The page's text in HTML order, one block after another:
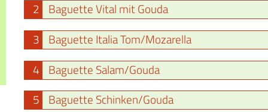
2
Baguette Vital mit Gouda
3
Baguette Italia Tom/Mozarella
4
Baguette Salam/Gouda
5
Baguette Schinken/Gouda